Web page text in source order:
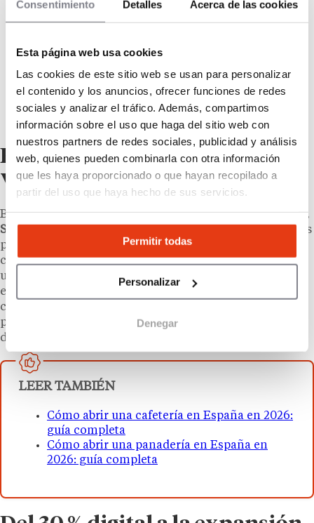
Consentimiento Detalles Acerca de las cookies
Esta página web usa cookies
Las cookies de este sitio web se usan para personalizar
el contenido y los anuncios, ofrecer funciones de redes
sociales y analizar el tráfico. Además, compartimos
información sobre el uso que haga del sitio web con
nuestros partners de redes sociales, publicidad y análisis
web, quienes pueden combinarla con otra información
que les haya proporcionado o que hayan recopilado a
partir del uso que haya hecho de sus servicios.
Permitir todas
Personalizar
Denegar
Barcelona, Bilbao, Sevilla y
Valencia en el punto de mira
Balaguer Coffee & Bakery identificaBarcelona, Bilbao,
Sevilla y Valencia
para las
próximas aperturas, tras el piloto de Madrid. La
concentración inicial en grandes capitales apunta a
una estrategia de visibilidad de marca antes de
extenderse al resto del territorio nacional. Los
candidatos interesados en regiones aún no cubiertas
pueden consultar la disponibilidad de zonas
directamente con su equipo de expansión.
LEER TAMBIÉN
Cómo abrir una cafetería en España en 2026:
guía completa
Cómo abrir una panadería en España en
2026: guía completa